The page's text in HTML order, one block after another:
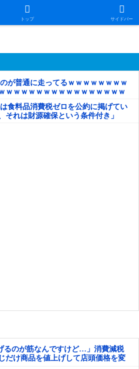
トップ サイドバー
ス録
が普通に走ってるｗｗｗｗｗｗｗｗ
ｗｗｗｗｗｗｗｗｗｗｗｗｗｗｗｗ
食料品消費税ゼロを公約に掲げてい
れは財源確保という条件付き」
るのが筋なんですけど…」消費減税
だけ商品を値上げして店頭価格を変